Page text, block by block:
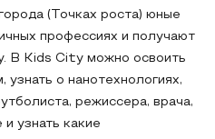
(Точках роста) юные
профессиях и получают
В Kids City можно освоить
узнать о нанотехнологиях,
режиссера, врача,
узнать какие